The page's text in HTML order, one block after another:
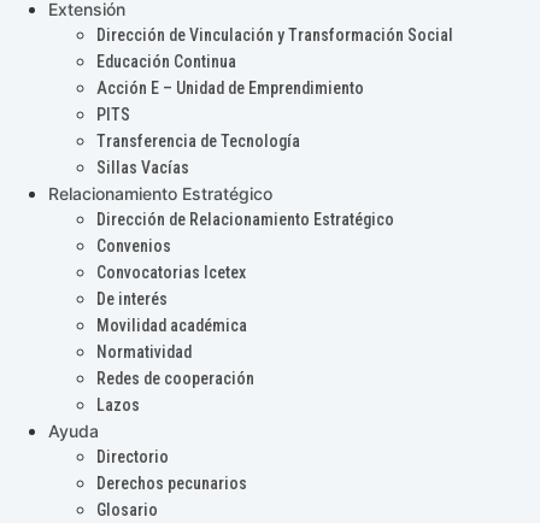
Extensión
Dirección de Vinculación y Transformación Social
Educación Continua
Acción E – Unidad de Emprendimiento
PITS
Transferencia de Tecnología
Sillas Vacías
Relacionamiento Estratégico
Dirección de Relacionamiento Estratégico
Convenios
Convocatorias Icetex
De interés
Movilidad académica
Normatividad
Redes de cooperación
Lazos
Ayuda
Directorio
Derechos pecunarios
Glosario